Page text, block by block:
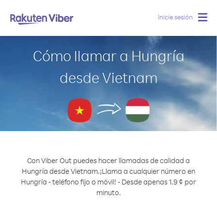
Inicie sesión
Cómo llamar a Hungría
desde Vietnam
Con Viber Out puedes hacer llamadas de calidad a
Hungría desde Vietnam.¡Llama a cualquier número en
Hungría - teléfono fijo o móvil! - Desde apenas 1.9 ¢ por
minuto.